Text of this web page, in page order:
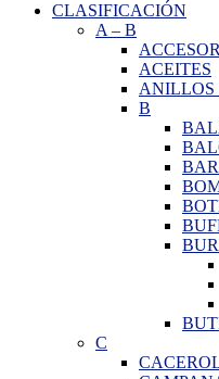
CLASIFICACIÓN
A– B
ACEITES
ANILLOS
B
C